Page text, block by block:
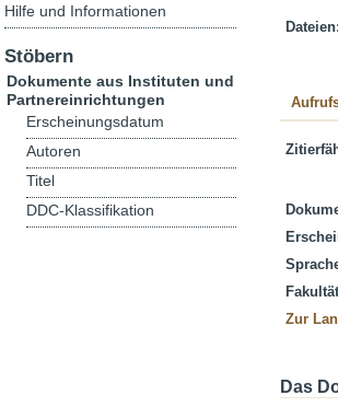
Dateien:
Zur
Das
Hilfe und Informationen
Stöbern
Dokumente aus Instituten und
Partnereinrichtungen
Erscheinungsdatum
Autoren
Titel
DDC-Klassifikation